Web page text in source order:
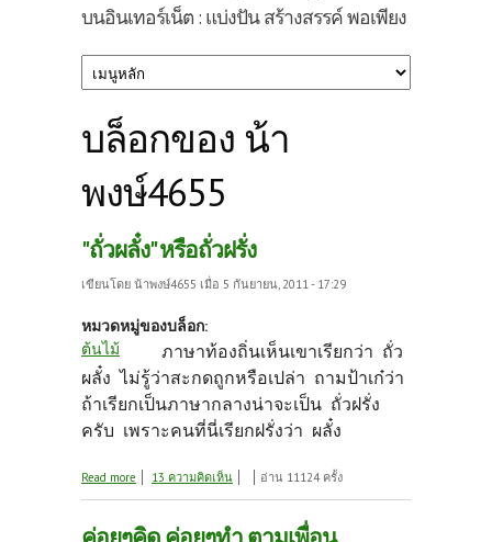
บนอินเทอร์เน็ต : แบ่งปัน สร้างสรรค์ พอเพียง
บล็อกของ น้า
พงษ์4655
"ถั่วผลั๋ง" หรือถั่วฝรั่ง
เขียนโดย น้าพงษ์4655 เมื่อ 5 กันยายน, 2011 - 17:29
หมวดหมู่ของบล็อก:
ต้นไม้
ภาษาท้องถิ่นเห็นเขาเรียกว่า ถั่ว
ผลั๋ง ไม่รู้ว่าสะกดถูกหรือเปล่า ถามป้าเก๋ว่า
ถ้าเรียกเป็นภาษากลางน่าจะเป็น ถั่วฝรั่ง
ครับ เพราะคนที่นี่เรียกฝรั่งว่า ผลั๋ง
Read more about "ถั่วผลั๋ง" หรือถั่วฝรั่ง
13 ความคิดเห็น อ่าน 11124 ครั้ง